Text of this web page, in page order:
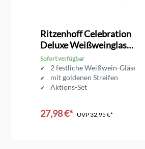
Ritzenhoff Celebration
Deluxe Weißweinglas
Set #1
Sofort verfügbar
2 festliche Weißwein-Gläser
mit goldenen Streifen
Aktions-Set
27,98 €* UVP32,95 €*